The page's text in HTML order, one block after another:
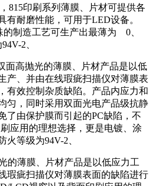
815印刷系列薄膜、片材可提供各
有耐磨性能，可用于LED设备。
的制造工艺可生产出最薄为 0、
2、
面高抛光的薄膜、片材产品是以低
产、并由在线瑕疵扫描仪对薄膜表
有效控制杂质缺陷。产品内应力和
匀，同时采用双面光电产品级抗静
了由保护膜而引起的PC缺陷，不
应用的理想选择，更是电镀、涂
等级为94V-2、
的薄膜、片材产品是以低应力工
瑕疵扫描仪对薄膜表面的缺陷进行